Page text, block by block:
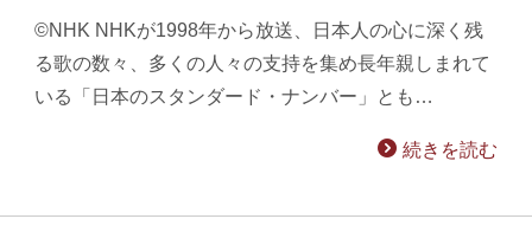
©NHK NHKが1998年から放送、日本人の心に深く残
る歌の数々、多くの人々の支持を集め長年親しまれて
いる「日本のスタンダード・ナンバー」とも…
続きを読む